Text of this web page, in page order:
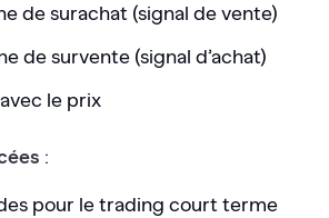
de surachat (signal de vente)
de survente (signal d’achat)
le prix
:
pour le trading court terme